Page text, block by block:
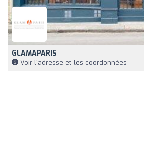
GLAMAPARIS
Voir l'adresse et les coordonnées